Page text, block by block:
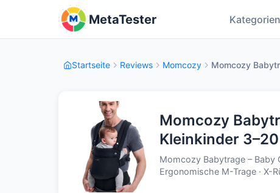
MetaTester Kategorien
Startseite Reviews Momcozy Momcozy
Momcozy
Kleinkinder
Momcozy Babytrage – Baby
Ergonomische M-Trage · X-